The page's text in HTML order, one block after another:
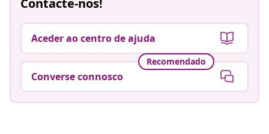
Aceder ao centro de ajuda
Recomendado
Converse connosco